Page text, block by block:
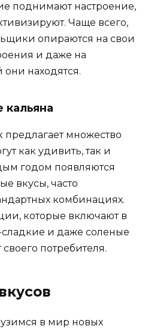
поднимают настроение,
Чаще всего,
опираются на свои
и даже на
находятся.
кальяна
множество
как удивить, так и
годом появляются
вкусы, часто
комбинациях.
которые включают в
и даже соленые
потребителя.
в мир новых